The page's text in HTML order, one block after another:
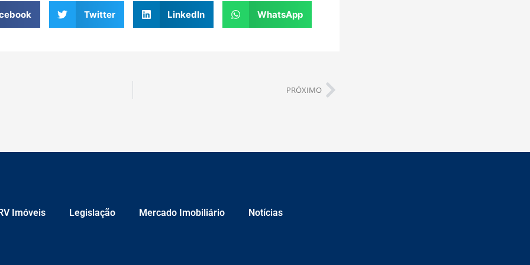
Twitter LinkedIn WhatsApp
PRÓXIMO
Imóveis Legislação Mercado Imobiliário Notícias